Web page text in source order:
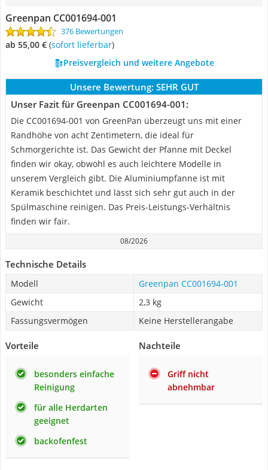
Greenpan CC001694-001
376 Bewertungen
ab 55,00 € ( Sofort lieferbar)
Preisvergleich und weitere Angebote
Unsere Bewertung: SEHR GUT
Unser Fazit für Greenpan CC001694-001:
Die CC001694-001 von GreenPan überzeugt uns mit einer
Randhöhe von acht Zentimetern, die ideal für
Schmorgerichte ist. Das Gewicht der Pfanne mit Deckel
finden wir okay, obwohl es auch leichtere Modelle in
unserem Vergleich gibt. Die Aluminiumpfanne ist mit
Keramik beschichtet und lässt sich sehr gut auch in der
Spülmaschine reinigen. Das Preis-Leistungs-Verhältnis
finden wir fair.
08/2026
Technische Details
Modell
Greenpan CC001694-001
Gewicht
2,3 kg
Fassungsvermögen
Keine Herstellerangabe
Vorteile
besonders einfache
Reinigung
für alle Herdarten
geeignet
backofenfest
Nachteile
Griff nicht
abnehmbar